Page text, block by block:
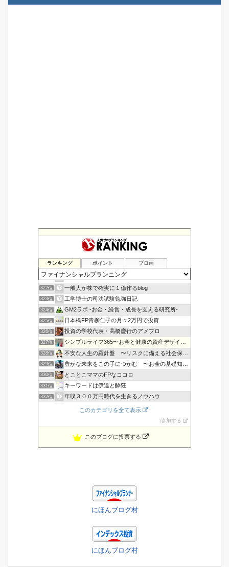
ランキング ポイント ブロ画
320位 金持ち父さんになりたいな
321位 大学生の副業生活
322位 一般人が株で確実に１億作るblog
323位 工学博士の司法試験勉強日記
324位 GM2ラボ -お金・経営・成長を支える研究所-
325位 日本橋FP青柳仁子の月々2万円で投資
326位 投資の学校代表・高橋慶行のアメブロ
327位 シンプルライフ365〜お金と健康の資産デザイン〜
328位 不安な人生の羅針盤 〜リスクに備える社会保障〜
329位 豊かな未来をこの手につかむ 〜お金の基礎知識〜
330位 とことこママのFPなココロ
331位 キーワードは伊達と酔狂
332位 年収３００万円時代を生きるノウハウ
自衛官生活支援会
記事コレ 〜役に立つ記事サイト〜 | ふぉーすばんく
このカテゴリを全て表示
参加する
このブログに投票する
にほんブログ村
にほんブログ村